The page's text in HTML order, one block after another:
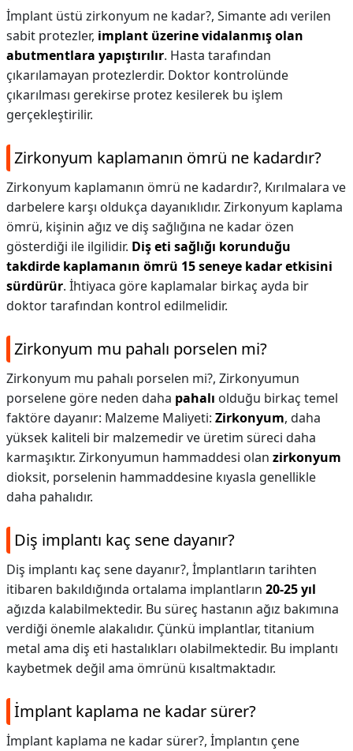
İmplant üstü zirkonyum ne kadar?, Simante adı verilen
sabit protezler, implant üzerine vidalanmış olan
abutmentlara yapıştırılır. Hasta tarafından
çıkarılamayan protezlerdir. Doktor kontrolünde
çıkarılması gerekirse protez kesilerek bu işlem
gerçekleştirilir.
Zirkonyum kaplamanın ömrü ne kadardır?
Zirkonyum kaplamanın ömrü ne kadardır?, Kırılmalara ve
darbelere karşı oldukça dayanıklıdır. Zirkonyum kaplama
ömrü, kişinin ağız ve diş sağlığına ne kadar özen
gösterdiği ile ilgilidir. Diş eti sağlığı korunduğu
takdirde kaplamanın ömrü 15 seneye kadar etkisini
sürdürür. İhtiyaca göre kaplamalar birkaç ayda bir
doktor tarafından kontrol edilmelidir.
Zirkonyum mu pahalı porselen mi?
Zirkonyum mu pahalı porselen mi?, Zirkonyumun
porselene göre neden daha pahalı olduğu birkaç temel
faktöre dayanır: Malzeme Maliyeti: Zirkonyum, daha
yüksek kaliteli bir malzemedir ve üretim süreci daha
karmaşıktır. Zirkonyumun hammaddesi olan zirkonyum
dioksit, porselenin hammaddesine kıyasla genellikle
daha pahalıdır.
Diş implantı kaç sene dayanır?
Diş implantı kaç sene dayanır?, İmplantların tarihten
itibaren bakıldığında ortalama implantların 20-25 yıl
ağızda kalabilmektedir. Bu süreç hastanın ağız bakımına
verdiği önemle alakalıdır. Çünkü implantlar, titanium
metal ama diş eti hastalıkları olabilmektedir. Bu implantı
kaybetmek değil ama ömrünü kısaltmaktadır.
İmplant kaplama ne kadar sürer?
İmplant kaplama ne kadar sürer?, İmplantın çene